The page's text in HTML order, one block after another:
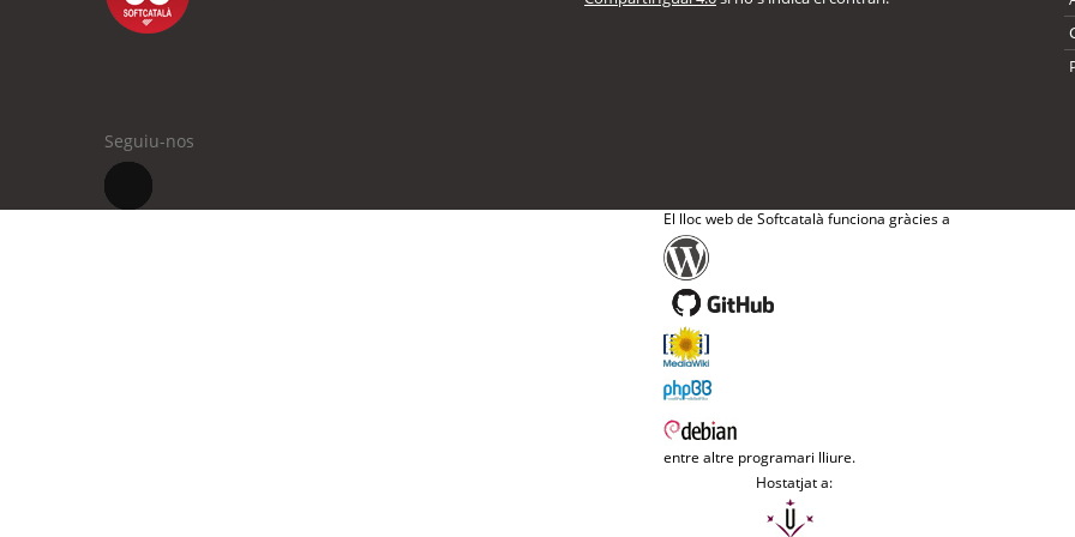
Seguiu-nos
El lloc web de Softcatalà funciona gràcies a
entre altre programari lliure.
Hostatjat a: